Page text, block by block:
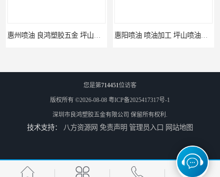
坑梓喷油 喷涂加工 惠州电视盒喷涂 坪地喷油 加工厂 坪地手机壳喷油加工厂
您是第714451位访客
版权所有 ©2026-08-08 粤ICP备2025417317号-1
深圳市良鸿塑胶五金有限公司 保留所有权利.
技术支持： 八方资源网 免责声明 管理员入口 网站地图